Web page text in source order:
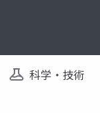
科学・技術